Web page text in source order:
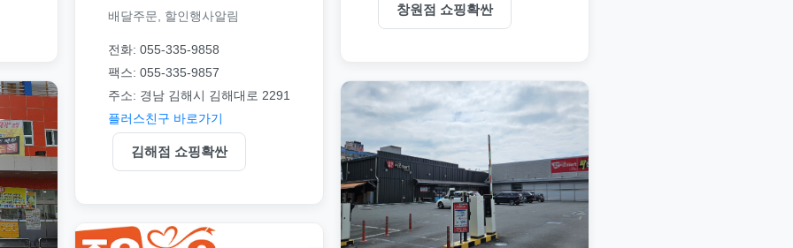
창원점 쇼핑확싼
배달주문, 할인행사알림
전화: 055-335-9858
팩스: 055-335-9857
주소: 경남 김해시 김해대로 2291
플러스친구 바로가기
김해점 쇼핑확싼